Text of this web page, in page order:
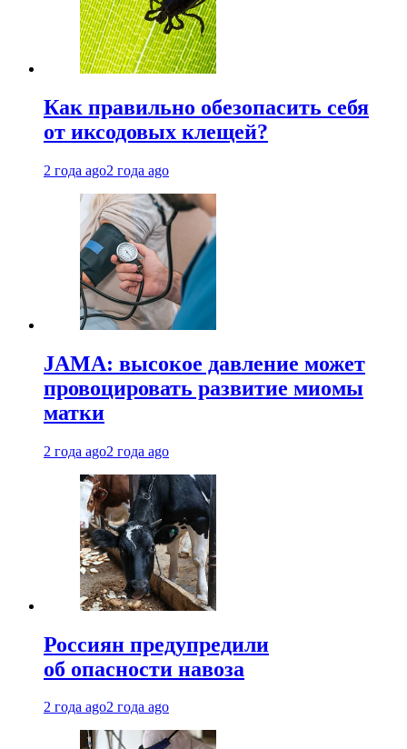
Как правильно обезопасить себя
от иксодовых клещей?
2 года ago2 года ago
JAMA: высокое давление может
провоцировать развитие миомы
матки
2 года ago2 года ago
Россиян предупредили
об опасности навоза
2 года ago2 года ago